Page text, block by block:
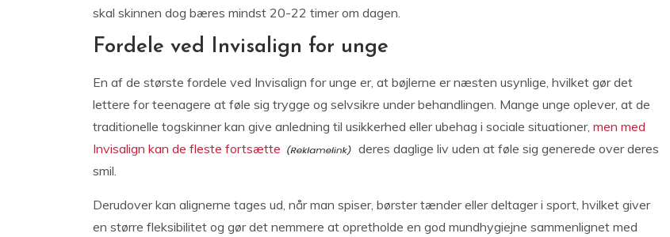
skal skinnen dog bæres mindst 20-22 timer om dagen.
Fordele ved Invisalign for unge
En af de største fordele ved Invisalign for unge er, at bøjlerne er næsten usynlige, hvilket gør det
lettere for teenagere at føle sig trygge og selvsikre under behandlingen. Mange unge oplever, at de
traditionelle togskinner kan give anledning til usikkerhed eller ubehag i sociale situationer, men med
Invisalign kan de fleste fortsætte
deres daglige liv uden at føle sig generede over deres
smil.
Derudover kan alignerne tages ud, når man spiser, børster tænder eller deltager i sport, hvilket giver
en større fleksibilitet og gør det nemmere at opretholde en god mundhygiejne sammenlignet med